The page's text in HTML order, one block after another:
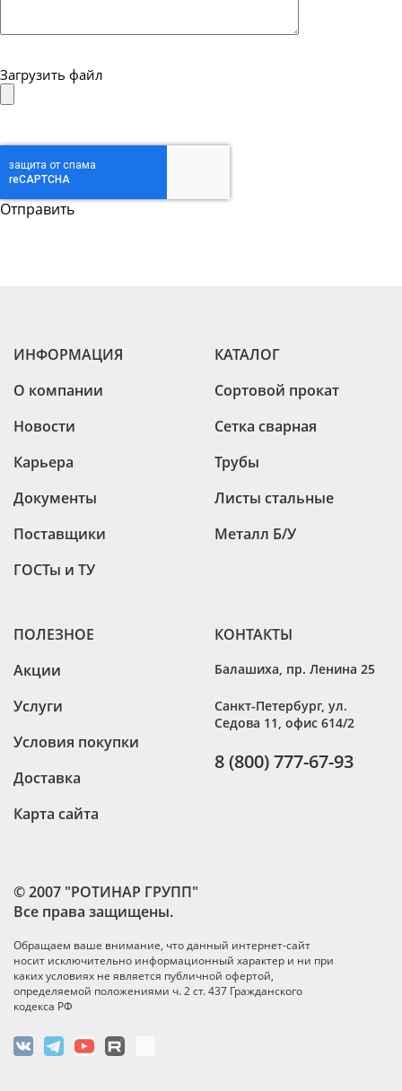
Загрузить файл
© 2007 "РОТИНАР ГРУПП"
Все права защищены.
Обращаем ваше внимание, что данный интернет-сайт
носит исключительно информационный характер и ни при
каких условиях не является публичной офертой,
определяемой положениями ч. 2 ст. 437 Гражданского
кодекса РФ
ИНФОРМАЦИЯ
О компании
Новости
Карьера
Документы
Поставщики
ГОСТы и ТУ
КАТАЛОГ
Сортовой прокат
Сетка сварная
Трубы
Листы стальные
Металл Б/У
ПОЛЕЗНОЕ
Акции
Услуги
Условия покупки
Доставка
Карта сайта
КОНТАКТЫ
Балашиха пр. Ленина 25
Санкт-Петербург, ул.
Седова 11, офис 614/2
8 (800) 777-67-93